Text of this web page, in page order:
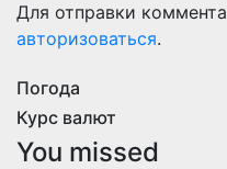
Для отправки
авторизоваться.
Погода
Курс валют
You missed